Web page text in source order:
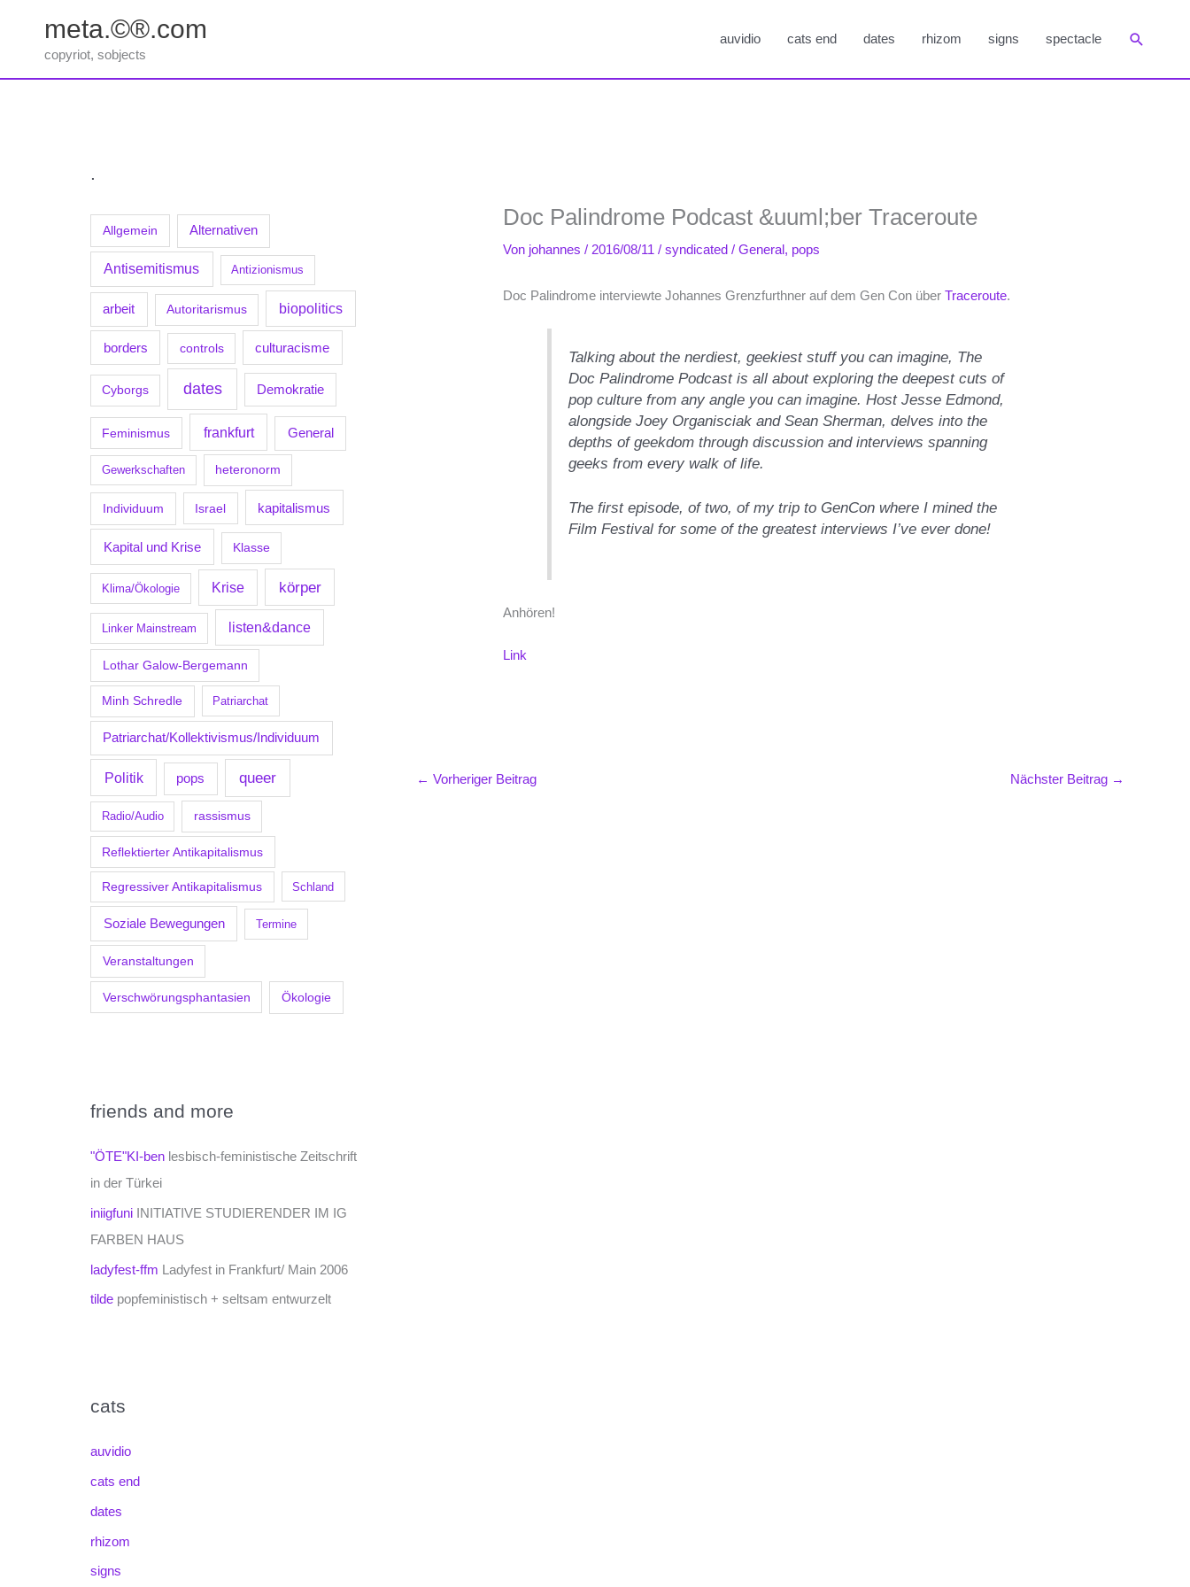
springen
meta.©®.com
copyriot, sobjects
auvidio cats end dates rhizom signs spectacle Suchen
.
Allgemein Alternativen
Antisemitismus Antizionismus
arbeit Autoritarismus biopolitics
borders controls culturacisme
Cyborgs dates Demokratie
Feminismus frankfurt General
Gewerkschaften heteronorm
Individuum Israel kapitalismus
Kapital und Krise Klasse
Klima/Ökologie Krise körper
Linker Mainstream listen&dance
Lothar Galow-Bergemann
Minh Schredle Patriarchat
Patriarchat/Kollektivismus/Individuum
Politik pops queer
Radio/Audio rassismus
Reflektierter Antikapitalismus
Regressiver Antikapitalismus Schland
Soziale Bewegungen Termine
Veranstaltungen
Verschwörungsphantasien Ökologie
friends and more
"ÖTE"KI-ben lesbisch-feministische Zeitschrift
in der Türkei
iniigfuni INITIATIVE STUDIERENDER IM IG
FARBEN HAUS
ladyfest-ffm Ladyfest in Frankfurt/ Main 2006
tilde popfeministisch + seltsam entwurzelt
cats
auvidio
cats end
dates
rhizom
signs
Doc Palindrome Podcast &uuml;ber Traceroute
Von johannes/ 2016/08/11/syndicated /General, pops
Doc Palindrome interviewte Johannes Grenzfurthner auf dem Gen Con überTraceroute.
Talking about the nerdiest, geekiest stuff you can imagine, The
Doc Palindrome Podcast is all about exploring the deepest cuts of
pop culture from any angle you can imagine. Host Jesse Edmond,
alongside Joey Organisciak and Sean Sherman, delves into the
depths of geekdom through discussion and interviews spanning
geeks from every walk of life.
The first episode, of two, of my trip to GenCon where I mined the
Film Festival for some of the greatest interviews I’ve ever done!
Anhören!
Link
← Vorheriger Beitrag Nächster Beitrag →